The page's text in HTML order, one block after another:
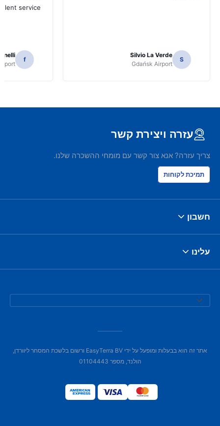
S
Silvio La Verde
Gdańsk Airport
service
f
עזרה ויצירת קשר
צריך עזרה? אנא צור קשר עם מומחי ההשכרה שלנו.
תמיכת לקוחות
חשבון
עלינו
אתר זה הוא בבעלות ומופעל על ידי EasyTerra BV ורשום בלשכת המסחר ליוורדן,
הולנד, מספר 01104443